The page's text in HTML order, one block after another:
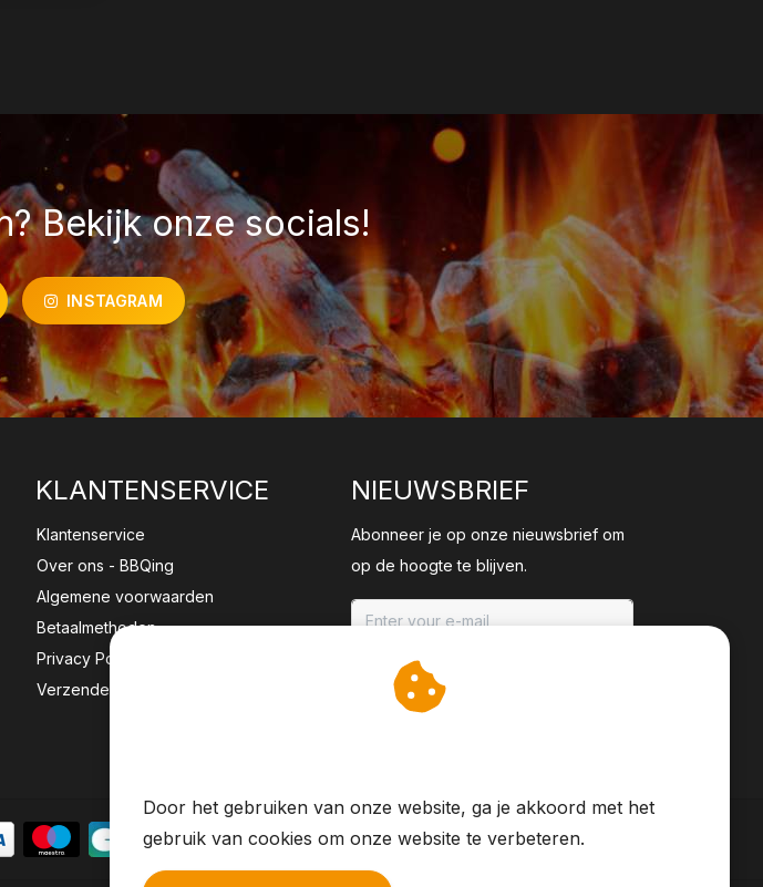
Bekijk onze socials!
INSTAGRAM
KLANTENSERVICE
Klantenservice
Over ons - BBQing
Algemene voorwaarden
Betaalmethoden
Privacy Policy
Verzenden & retourneren
NIEUWSBRIEF
Abonneer je op onze nieuwsbrief om
op de hoogte te blijven.
ABONNEER
Door het gebruiken van onze website, ga je akkoord met het
gebruik van cookies om onze website te verbeteren.